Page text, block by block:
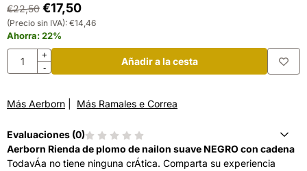
€22,50 €17,50
(Precio sin IVA): €14,46
Ahorra:22%
Cantidad
+
-
Añadir a la cesta
Más Aerborn Más Ramales e Correa
Evaluaciones (0)
Aerborn Rienda de plomo de nailon suave NEGRO con cadena
TodavÁ­a no tiene ninguna crÁ­tica. Comparta su experiencia